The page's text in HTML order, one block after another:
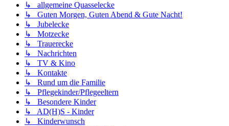
↳ allgemeine Quasselecke
↳ Guten Morgen, Guten Abend & Gute Nacht!
↳ Jubelecke
↳ Motzecke
↳ Trauerecke
↳ Nachrichten
↳ TV & Kino
↳ Kontakte
↳ Rund um die Familie
↳ Pflegekinder/Pflegeeltern
↳ Besondere Kinder
↳ AD(H)S - Kinder
↳ Kinderwunsch